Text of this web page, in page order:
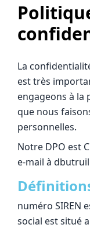
La
est très
engageons à la
que nous
personnelles.
Notre DPO est
e-mail à
numéro SIREN
social est situé